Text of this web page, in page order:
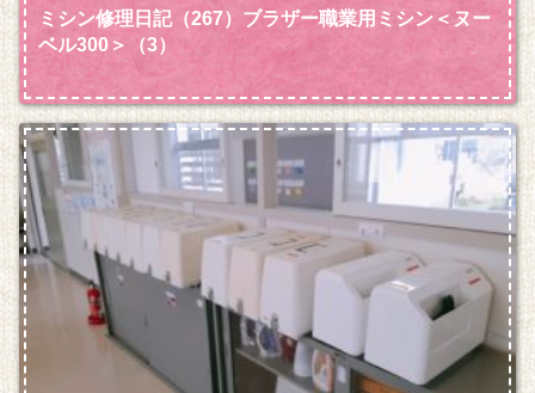
ミシン修理日記（267）ブラザー職業用ミシン＜ヌー
ベル300＞（3）